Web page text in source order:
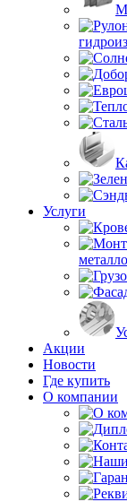
Услуги
Акции
Новости
Где купить
О компании